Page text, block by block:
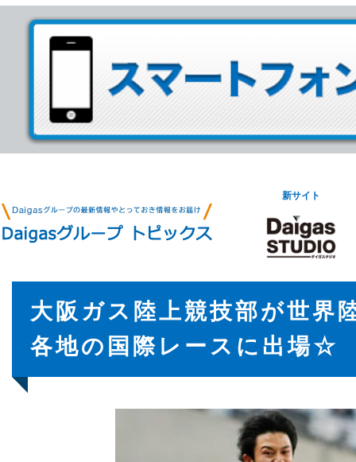
新サイト
大阪ガス陸上競技部が世界
各地の国際レースに出場☆